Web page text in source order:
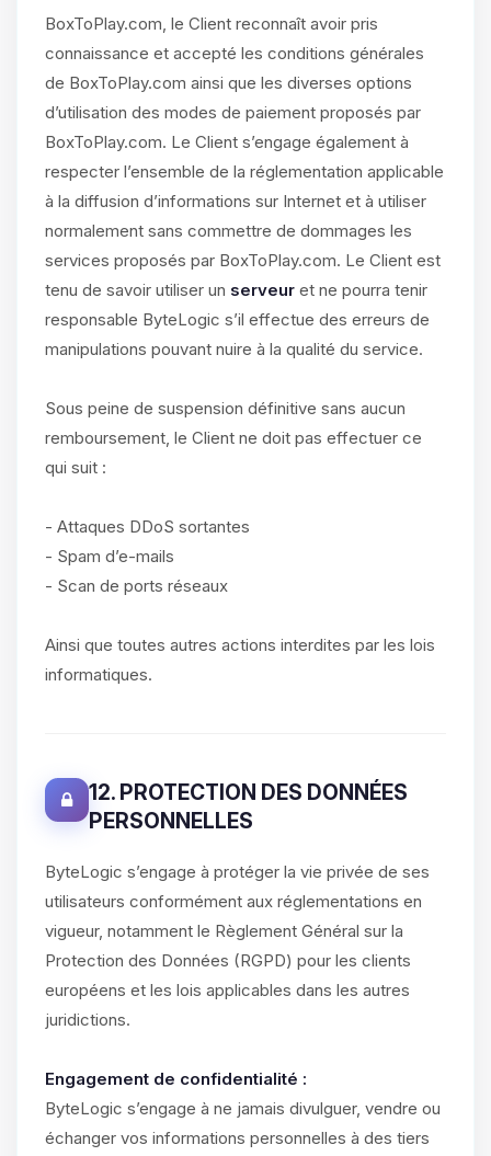
BoxToPlay.com, le Client reconnaît avoir pris
connaissance et accepté les conditions générales
de BoxToPlay.com ainsi que les diverses options
d’utilisation des modes de paiement proposés par
BoxToPlay.com. Le Client s’engage également à
respecter l’ensemble de la réglementation applicable
à la diffusion d’informations sur Internet et à utiliser
normalement sans commettre de dommages les
services proposés par BoxToPlay.com. Le Client est
tenu de savoir utiliser un serveur et ne pourra tenir
responsable ByteLogic s’il effectue des erreurs de
manipulations pouvant nuire à la qualité du service.
Sous peine de suspension définitive sans aucun
remboursement, le Client ne doit pas effectuer ce
qui suit :
- Attaques DDoS sortantes
- Spam d’e-mails
- Scan de ports réseaux
Ainsi que toutes autres actions interdites par les lois
informatiques.
12. PROTECTION DES DONNÉES
PERSONNELLES
ByteLogic s’engage à protéger la vie privée de ses
utilisateurs conformément aux réglementations en
vigueur, notamment le Règlement Général sur la
Protection des Données (RGPD) pour les clients
européens et les lois applicables dans les autres
juridictions.
Engagement de confidentialité :
ByteLogic s’engage à ne jamais divulguer, vendre ou
échanger vos informations personnelles à des tiers